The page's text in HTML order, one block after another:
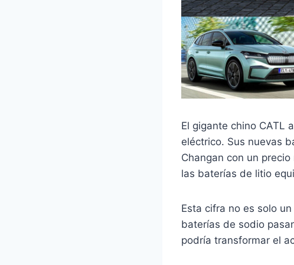
El gigante chino CATL
eléctrico. Sus nuevas
Changan con un
las baterías de litio
Esta cifra no es solo
baterías de sodio
podría transformar el